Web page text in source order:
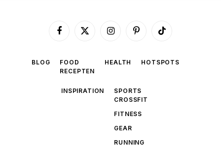
Facebook
X
InstagramPinterestTikTok
BLOG
FOOD
RECEPTEN
HEALTH HOTSPOTS
INSPIRATION
SPORTS
CROSSFIT
FITNESS
GEAR
RUNNING